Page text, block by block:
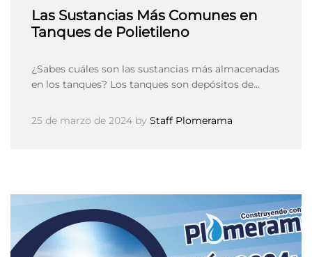
Las Sustancias Más Comunes en
Tanques de Polietileno
¿Sabes cuáles son las sustancias más almacenadas
en los tanques? Los tanques son depósitos de…
25 de marzo de 2024 by Staff Plomerama